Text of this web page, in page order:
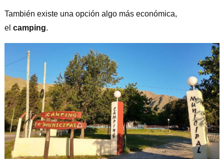
También existe una opción algo más económica,
el camping.